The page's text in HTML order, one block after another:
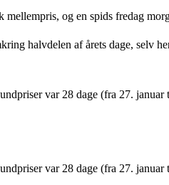
og en spids fredag
halvdelen af årets dage, selv
var 28 dage (fra 27. januar
var 28 dage (fra 27. januar